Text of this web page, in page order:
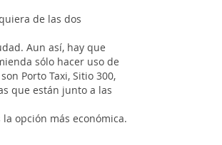
de las dos
Aun así, hay que
sólo hacer uso de
Porto Taxi, Sitio 300,
que están junto a las
opción más económica.